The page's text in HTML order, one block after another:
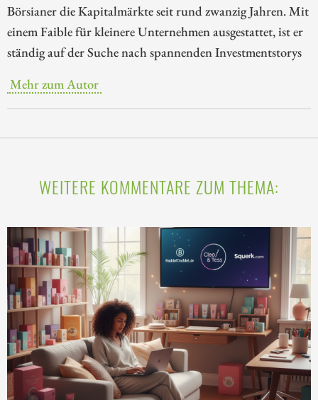
Börsianer die Kapitalmärkte seit rund zwanzig Jahren. Mit
einem Faible für kleinere Unternehmen ausgestattet, ist er
ständig auf der Suche nach spannenden Investmentstorys
Mehr zum Autor
WEITERE KOMMENTARE ZUM THEMA: